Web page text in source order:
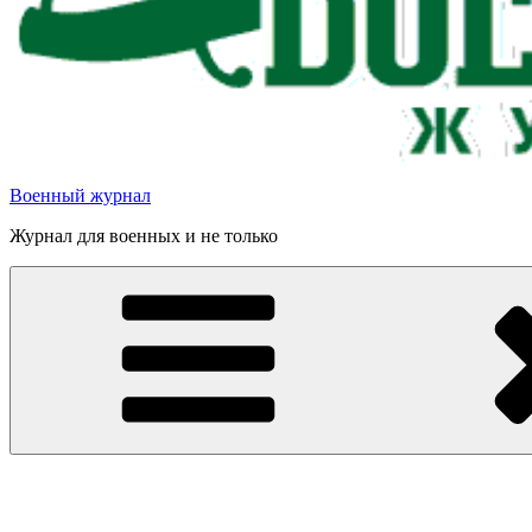
Военный журнал
Журнал для военных и не только